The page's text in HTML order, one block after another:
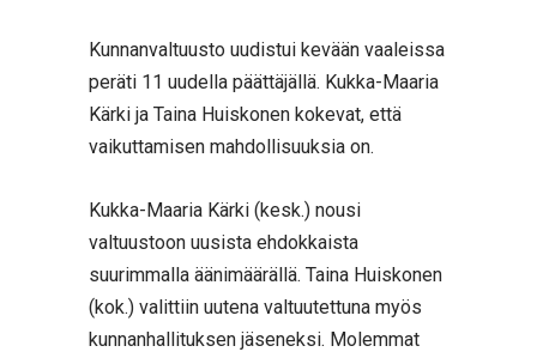
Kunnanvaltuusto uudistui kevään vaaleissa
peräti 11 uudella päättäjällä. Kukka-Maaria
Kärki ja Taina Huiskonen kokevat, että
vaikuttamisen mahdollisuuksia on.
Kukka-Maaria Kärki (kesk.) nousi
valtuustoon uusista ehdokkaista
suurimmalla äänimäärällä. Taina Huiskonen
(kok.) valittiin uutena valtuutettuna myös
kunnanhallituksen jäseneksi. Molemmat